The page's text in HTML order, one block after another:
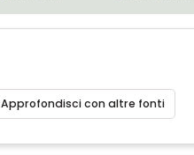
Approfondisci con altre fonti